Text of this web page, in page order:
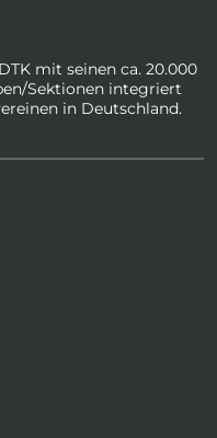
mit seinen ca. 20.000
Sektionen integriert
in Deutschland.